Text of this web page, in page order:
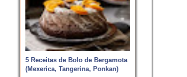
5 Receitas de Bolo de Bergamota
(Mexerica, Tangerina, Ponkan)